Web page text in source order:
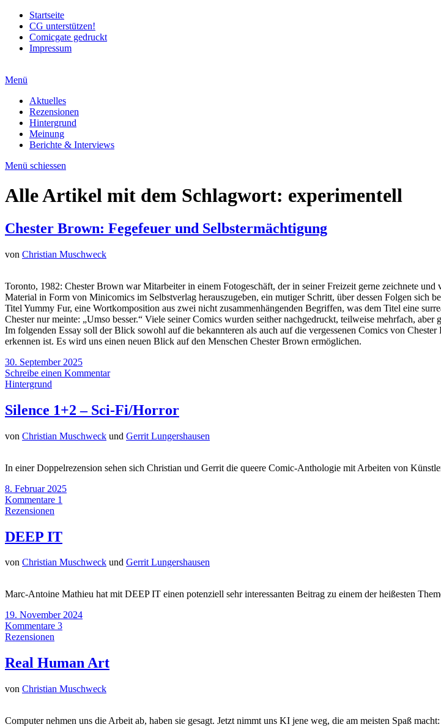
Startseite
CG unterstützen!
Comicgate gedruckt
Impressum
Menü
Aktuelles
Rezensionen
Hintergrund
Meinung
Berichte & Interviews
Menü schiessen
Alle Artikel mit dem Schlagwort: experimentell
Chester Brown: Fegefeuer und Selbstermächtigung
von Christian Muschweck
Toronto, 1982: Chester Brown war Mitarbeiter in einem Fotogeschäft, der in seiner Freizeit gerne zeichnete
Material in Form von Minicomics im Selbstverlag herauszugeben, ein mutiger Schritt, über dessen Folgen sich
Titel Yummy Fur, eine Wortkomposition aus zwei nicht zusammenhängenden Begriffen, was dem Titel eine
Chester nur meinte: „Umso besser.“ Viele seiner Comics wurden seither nachgedruckt, teilweise mehrfach,
Im folgenden Essay soll der Blick sowohl auf die bekannteren als auch auf die vergessenen Comics von
erkennen ist. Es wird uns einen neuen Blick auf den Menschen Chester Brown ermöglichen.
30. September 2025
Schreibe einen Kommentar
Hintergrund
Silence 1+2 – Sci-Fi/Horror
von Christian Muschweck und Gerrit Lungershausen
In einer Doppelrezension sehen sich Christian und Gerrit die queere Comic-Anthologie mit Arbeiten von
8. Februar 2025
Kommentare 1
Rezensionen
DEEP IT
von Christian Muschweck und Gerrit Lungershausen
Marc-Antoine Mathieu hat mit DEEP IT einen potenziell sehr interessanten Beitrag zu einem der heißesten
19. November 2024
Kommentare 3
Rezensionen
Real Human Art
von Christian Muschweck
Computer nehmen uns die Arbeit ab, haben sie gesagt. Jetzt nimmt uns KI jene weg, die am meisten Spaß